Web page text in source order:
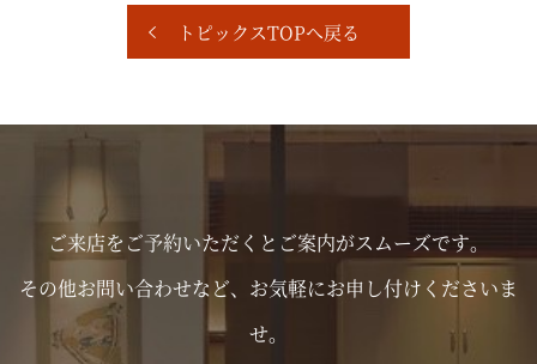
トピックスTOPへ戻る
ご来店をご予約いただくとご案内がスムーズです。
その他お問い合わせなど、お気軽にお申し付けくださいま
せ。